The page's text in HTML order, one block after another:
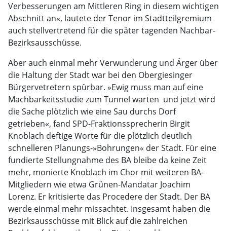
Verbesserungen am Mittleren Ring in diesem wichtigen
Abschnitt an«, lautete der Tenor im Stadtteilgremium
auch stellvertretend für die später tagenden Nachbar-
Bezirksausschüsse.
Aber auch einmal mehr Verwunderung und Ärger über
die Haltung der Stadt war bei den Obergiesinger
Bürgervetretern spürbar. »Ewig muss man auf eine
Machbarkeitsstudie zum Tunnel warten  und jetzt wird
die Sache plötzlich wie eine Sau durchs Dorf
getrieben«, fand SPD-Fraktionssprecherin Birgit
Knoblach deftige Worte für die plötzlich deutlich
schnelleren Planungs-»Bohrungen« der Stadt. Für eine
fundierte Stellungnahme des BA bleibe da keine Zeit
mehr, monierte Knoblach im Chor mit weiteren BA-
Mitgliedern wie etwa Grünen-Mandatar Joachim
Lorenz. Er kritisierte das Procedere der Stadt. Der BA
werde einmal mehr missachtet. Insgesamt haben die
Bezirksausschüsse mit Blick auf die zahlreichen